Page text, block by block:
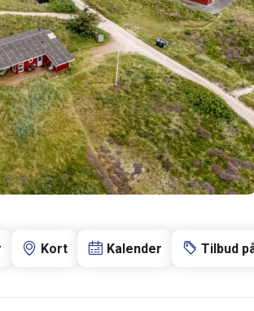
Kort Kalender Tilbud